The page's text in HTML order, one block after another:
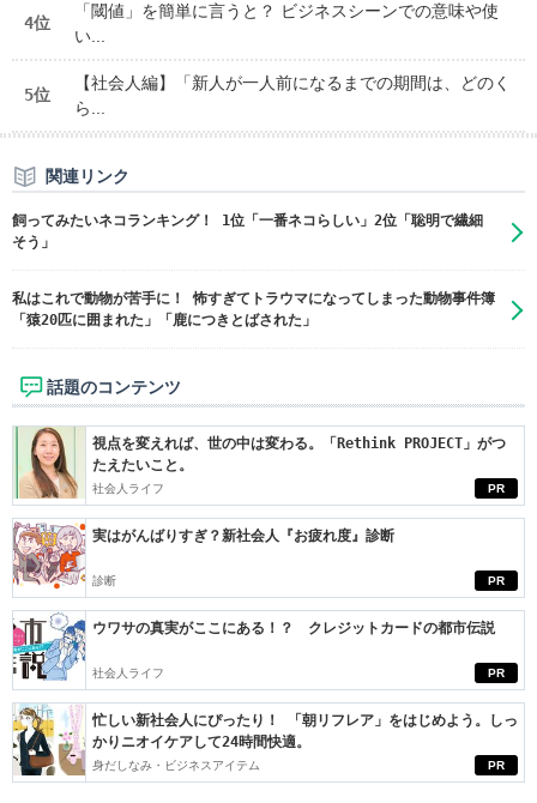
4位
「閾値」を簡単に言うと？ ビジネスシーンでの意味や使
い...
5位
【社会人編】「新人が一人前になるまでの期間は、どのく
ら...
関連リンク
飼ってみたいネコランキング！ 1位「一番ネコらしい」2位「聡明で繊細
そう」
私はこれで動物が苦手に！ 怖すぎてトラウマになってしまった動物事件簿
「猿20匹に囲まれた」「鹿につきとばされた」
話題のコンテンツ
PR
視点を変えれば、世の中は変わる。「Rethink PROJECT」がつ
たえたいこと。
社会人ライフ
PR
実はがんばりすぎ？新社会人『お疲れ度』診断
診断
PR
ウワサの真実がここにある！？ クレジットカードの都市伝説
社会人ライフ
PR
忙しい新社会人にぴったり！ 「朝リフレア」をはじめよう。しっ
かりニオイケアして24時間快適。
身だしなみ・ビジネスアイテム